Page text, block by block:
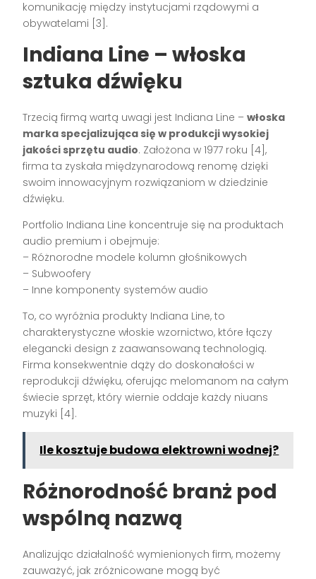
komunikację między instytucjami rządowymi a
obywatelami [3].
Indiana Line – włoska
sztuka dźwięku
Trzecią firmą wartą uwagi jest Indiana Line –włoska
marka specjalizująca się w produkcji wysokiej
jakości sprzętu audio. Założona w 1977 roku [4],
firma ta zyskała międzynarodową renomę dzięki
swoim innowacyjnym rozwiązaniom w dziedzinie
dźwięku.
Portfolio Indiana Line koncentruje się na produktach
audio premium i obejmuje:
– Różnorodne modele kolumn głośnikowych
– Subwoofery
– Inne komponenty systemów audio
To, co wyróżnia produkty Indiana Line, to
charakterystyczne włoskie wzornictwo, które łączy
elegancki design z zaawansowaną technologią.
Firma konsekwentnie dąży do doskonałości w
reprodukcji dźwięku, oferując melomanom na całym
świecie sprzęt, który wiernie oddaje każdy niuans
muzyki [4].
Ile kosztuje budowa elektrowni wodnej?
Różnorodność branż pod
wspólną nazwą
Analizując działalność wymienionych firm, możemy
zauważyć, jak zróżnicowane mogą być